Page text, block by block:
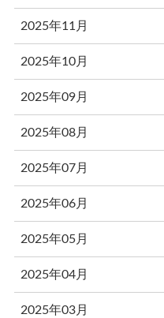
2025年11月
2025年10月
2025年09月
2025年08月
2025年07月
2025年06月
2025年05月
2025年04月
2025年03月